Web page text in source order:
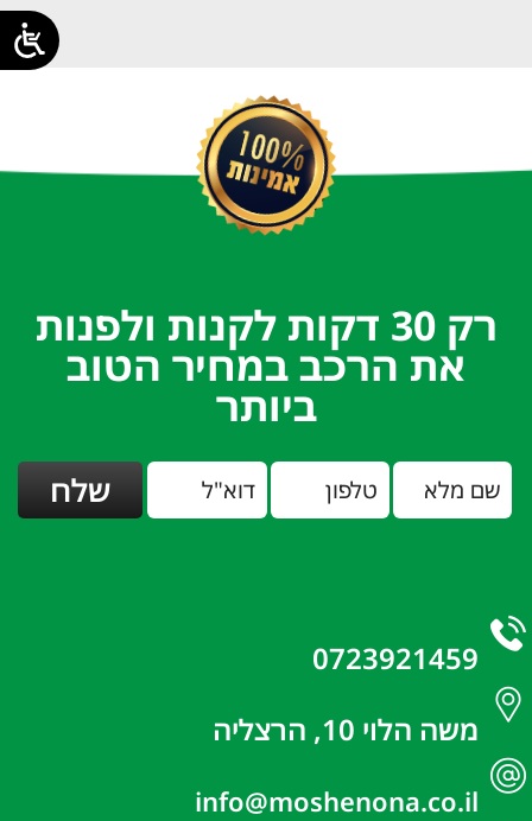
רק 30 דקות לקנות ולפנות
את הרכב במחיר הטוב
ביותר
0723921459
משה הלוי 10, הרצליה
info@moshenona.co.il